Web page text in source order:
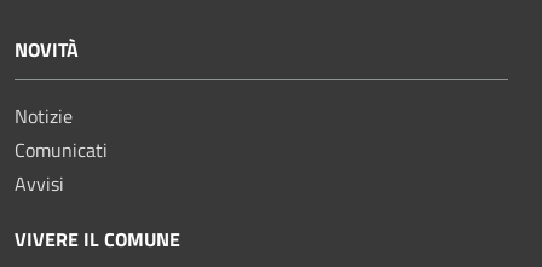
NOVITÀ
Notizie
Comunicati
Avvisi
VIVERE IL COMUNE